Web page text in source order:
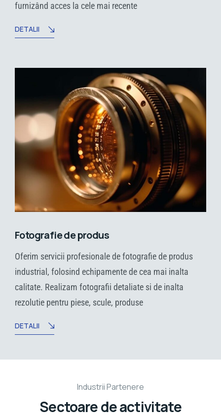
furnizând acces la cele mai recente
DETALII
Fotografie de produs
Oferim servicii profesionale de fotografie de produs
industrial, folosind echipamente de cea mai inalta
calitate. Realizam fotografii detaliate si de inalta
rezolutie pentru piese, scule, produse
DETALII
Industrii Partenere
Sectoare de activitate